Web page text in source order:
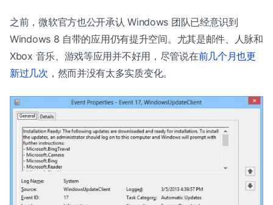
之前，微软官方也公开承认 Windows 团队已经意识到
Windows 8 自带的应用仍有提升空间。尤其是邮件、人脉和
Xbox 音乐、游戏等应用并不好用，尽管说在前几个月也更
新过几次 ，然而并没有太多实质变化。